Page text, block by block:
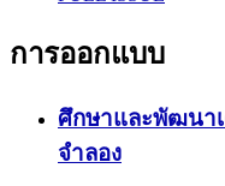
การออกแบบ
ศึกษาและพัฒนา
จำลอง